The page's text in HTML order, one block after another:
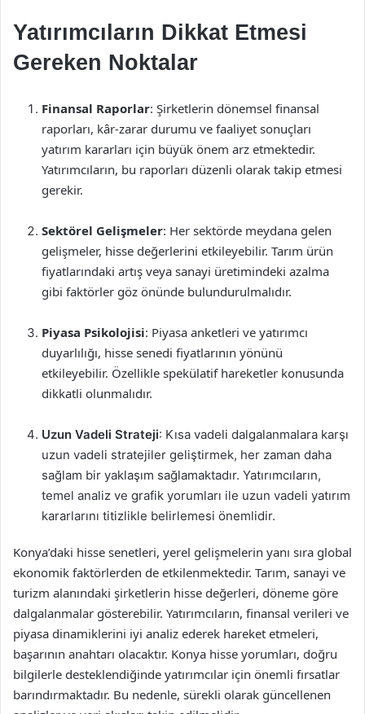
Yatırımcıların Dikkat Etmesi
Gereken Noktalar
Finansal Raporlar: Şirketlerin dönemsel finansal
raporları, kâr-zarar durumu ve faaliyet sonuçları
yatırım kararları için büyük önem arz etmektedir.
Yatırımcıların, bu raporları düzenli olarak takip etmesi
gerekir.
Sektörel Gelişmeler: Her sektörde meydana gelen
gelişmeler, hisse değerlerini etkileyebilir. Tarım ürün
fiyatlarındaki artış veya sanayi üretimindeki azalma
gibi faktörler göz önünde bulundurulmalıdır.
Piyasa Psikolojisi: Piyasa anketleri ve yatırımcı
duyarlılığı, hisse senedi fiyatlarının yönünü
etkileyebilir. Özellikle spekülatif hareketler konusunda
dikkatli olunmalıdır.
Uzun Vadeli Strateji: Kısa vadeli dalgalanmalara karşı
uzun vadeli stratejiler geliştirmek, her zaman daha
sağlam bir yaklaşım sağlamaktadır. Yatırımcıların,
temel analiz ve grafik yorumları ile uzun vadeli yatırım
kararlarını titizlikle belirlemesi önemlidir.
Konya’daki hisse senetleri, yerel gelişmelerin yanı sıra global
ekonomik faktörlerden de etkilenmektedir. Tarım, sanayi ve
turizm alanındaki şirketlerin hisse değerleri, döneme göre
dalgalanmalar gösterebilir. Yatırımcıların, finansal verileri ve
piyasa dinamiklerini iyi analiz ederek hareket etmeleri,
başarının anahtarı olacaktır. Konya hisse yorumları, doğru
bilgilerle desteklendiğinde yatırımcılar için önemli fırsatlar
barındırmaktadır. Bu nedenle, sürekli olarak güncellenen